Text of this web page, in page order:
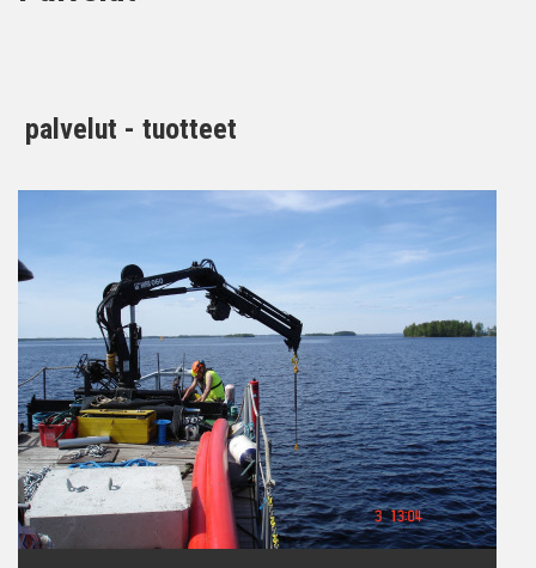
palvelut - tuotteet